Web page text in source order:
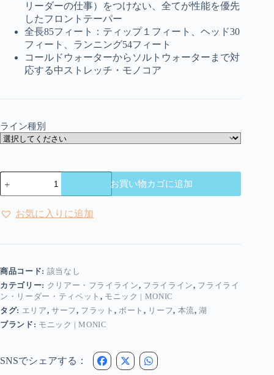
リーダーの仕事）をつけない、全てが性能を優先
したフロントテーパー
全長85フィート：ティップ１フィート、ヘッド30
フィート、ランニング54フィート
コールドウォーターからソルトウォーターまで対
応する中ストレッチ・モノコア
ライン種別
モ
ニ
ク
-
ン
レ
ー
ク
リ
ア
ン
お買い物カゴに追加
お気に入りに追加
商品コード: 該当なし
カテゴリー: クリアー・フライライン, フライライン, フライライ
ン・リーダー・ティペット , モニック | MONIC
タグ: エリア, サーフ, フラット ,ボート, リーフ, 本流,湖
ブランド: モニック | MONIC
SNSでシェアする：